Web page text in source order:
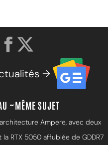
→
~MÊME SUJET
Ampere, avec deux
RTX 5050 affublée de GDDR7